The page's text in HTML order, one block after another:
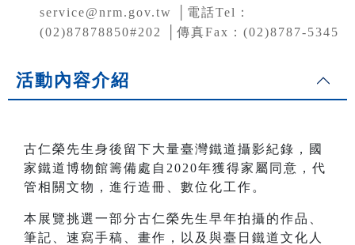
service@nrm.gov.tw │電話Tel：
(02)87878850#202 │傳真Fax：(02)8787-5345
活動內容介紹
古仁榮先生身後留下大量臺灣鐵道攝影紀錄，國
家鐵道博物館籌備處自2020年獲得家屬同意，代
管相關文物，進行造冊、數位化工作。
本展覽挑選一部分古仁榮先生早年拍攝的作品、
筆記、速寫手稿、畫作，以及與臺日鐵道文化人